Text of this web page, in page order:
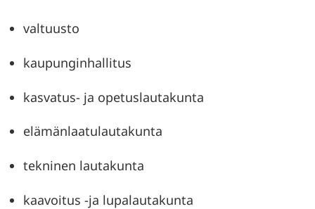
valtuusto
kaupunginhallitus
kasvatus- ja opetuslautakunta
elämänlaatulautakunta
tekninen lautakunta
kaavoitus -ja lupalautakunta